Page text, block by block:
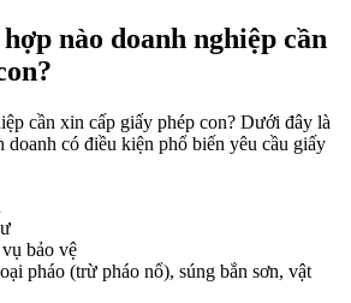
nào doanh nghiệp cần
cần xin cấp giấy phép con? Dưới đây là
doanh có điều kiện phổ biến yêu cầu giấy
bảo vệ
pháo (trừ pháo nổ), súng bắn sơn, vật